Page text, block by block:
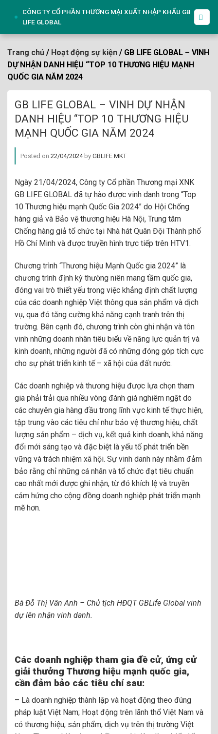
CÔNG TY CỔ PHẦN THƯƠNG MẠI XUẤT NHẬP KHẨU GB
LIFE GLOBAL
Trang chủ / Hoạt động sự kiện / GB LIFE GLOBAL – VINH
DỰ NHẬN DANH HIỆU “TOP 10 THƯƠNG HIỆU MẠNH
QUỐC GIA NĂM 2024
GB LIFE GLOBAL – VINH DỰ NHẬN
DANH HIỆU “TOP 10 THƯƠNG HIỆU
MẠNH QUỐC GIA NĂM 2024
Posted on 22/04/2024by GBLIFE MKT
Ngày 21/04/2024, Công ty Cổ phần Thương mại XNK
GB LIFE GLOBAL đã tự hào được vinh danh trong “Top
10 Thương hiệu mạnh Quốc Gia 2024” do Hội Chống
hàng giả và Bảo vệ thương hiệu Hà Nội, Trung tâm
Chống hàng giả tổ chức tại Nhà hát Quân Đội Thành phố
Hồ Chí Minh và được truyền hình trực tiếp trên HTV1.
Chương trình “Thương hiệu Mạnh Quốc gia 2024” là
chương trình định kỳ thường niên mang tầm quốc gia,
đóng vai trò thiết yếu trong việc khẳng định chất lượng
của các doanh nghiệp Việt thông qua sản phẩm và dịch
vụ, qua đó tăng cường khả năng cạnh tranh trên thị
trường. Bên cạnh đó, chương trình còn ghi nhận và tôn
vinh những doanh nhân tiêu biểu về năng lực quản trị và
kinh doanh, những người đã có những đóng góp tích cực
cho sự phát triển kinh tế – xã hội của đất nước.
Các doanh nghiệp và thương hiệu được lựa chọn tham
gia phải trải qua nhiều vòng đánh giá nghiêm ngặt do
các chuyên gia hàng đầu trong lĩnh vực kinh tế thực hiện,
tập trung vào các tiêu chí như bảo vệ thương hiệu, chất
lượng sản phẩm – dịch vụ, kết quả kinh doanh, khả năng
đổi mới sáng tạo và đặc biệt là yếu tố phát triển bền
vững và trách nhiệm xã hội. Sự vinh danh này nhằm đảm
bảo rằng chỉ những cá nhân và tổ chức đạt tiêu chuẩn
cao nhất mới được ghi nhận, từ đó khích lệ và truyền
cảm hứng cho cộng đồng doanh nghiệp phát triển mạnh
mẽ hơn.
Bà Đỗ Thị Vân Anh – Chủ tịch HĐQT GBLife Global vinh
dự lên nhận vinh danh.
Các doanh nghiệp tham gia đề cử, ứng cử
giải thưởng Thương hiệu mạnh quốc gia,
cần đảm bảo các tiêu chí sau:
– Là doanh nghiệp thành lập và hoạt động theo đúng
pháp luật Việt Nam; Hoạt động trên lãnh thổ Việt Nam và
có thương hiệu, sản phẩm, dịch vụ trên thị trường Việt